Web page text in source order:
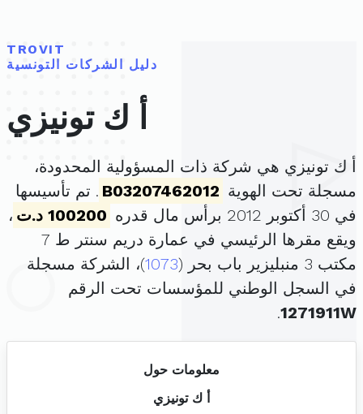
TROVIT
دليل الشركات التونسية
أ ك تونيزي
أ ك تونيزي هي شركة ذات المسؤولية المحدودة،
مسجلة تحت الهوية B03207462012 . تم تأسيسها
في 30 أكتوبر 2012 برأس مال قدره
100200 د.ت
،
ويقع مقرها الرئيسي في عمارة دريم سنتر ط 7
مكتب 3 منبليزير باب بحر (
1073)، الشركة مسجلة
في السجل الوطني للمؤسسات تحت الرقم
1271911W
.
معلومات حول
أ ك تونيزي